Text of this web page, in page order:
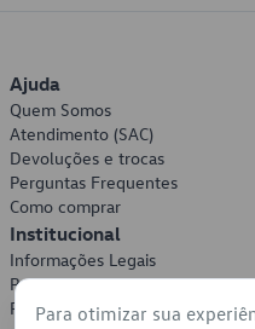
Ajuda
Quem Somos
Atendimento (SAC)
Devoluções e trocas
Perguntas Frequentes
Como comprar
Institucional
Informações Legais
Política de Privacidade
Política de Cookies
Para otimizar sua